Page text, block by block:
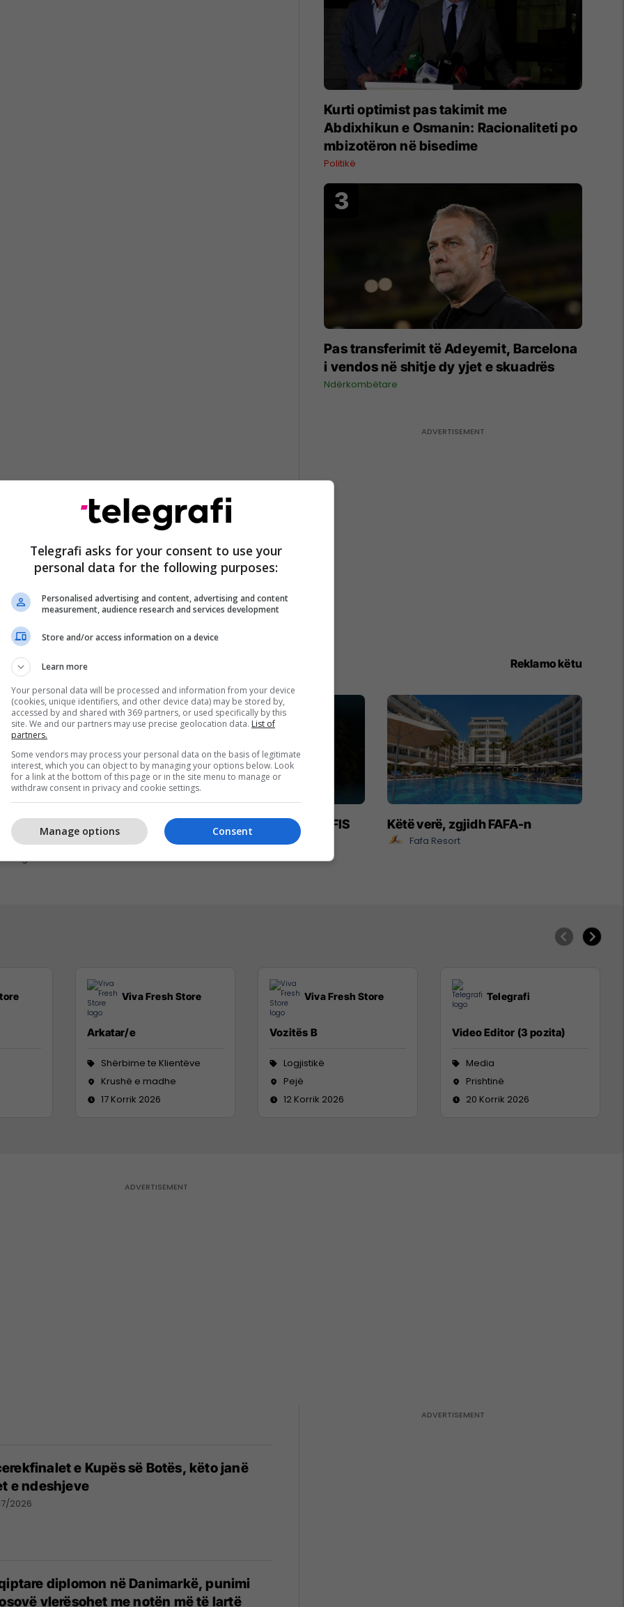
Kurti optimist pas takimit me
Abdixhikun e Osmanin: Racionaliteti po
mbizotëron në bisedime
Politikë
Pas transferimit të Adeyemit, Barcelona
i vendos në shitje dy yjet e skuadrës
Ndërkombëtare
Reklamo këtu
ma kjut najher vjen
në Burger King
King
Me ju në çdo kilometër - EXFIS Këtë verë, zgjidh FAFA-n
Fafa Resort
Viva Fresh Store
Arkatar/e
Shërbime te Klientëve
Krushë e madhe
17 Korrik 2026
Viva Fresh Store
Vozitës B
Logjistikë
Pejë
12 Korrik 2026
Telegrafi
Video Editor (3 pozita)
Media
Prishtinë
20 Korrik 2026
e Kupës së Botës, këto janë
e ndeshjeve
2026
diplomon në Danimarkë, punimi
vlerësohet me notën më të lartë
Telegrafi asks for your consent to use your
personal data for the following purposes:
Personalised advertising and content, advertising and content
measurement, audience research and services development
Store and/or access information on a device
Learn more
Your personal data will be processed and information from your device
(cookies, unique identifiers, and other device data) may be stored by,
accessed by and shared with 369 partners, or used specifically by this
site. We and our partners may use precise geolocation data. List of
partners.
Some vendors may process your personal data on the basis of legitimate
interest, which you can object to by managing your options below. Look
for a link at the bottom of this page or in the site menu to manage or
withdraw consent in privacy and cookie settings.
Consent
Manage options